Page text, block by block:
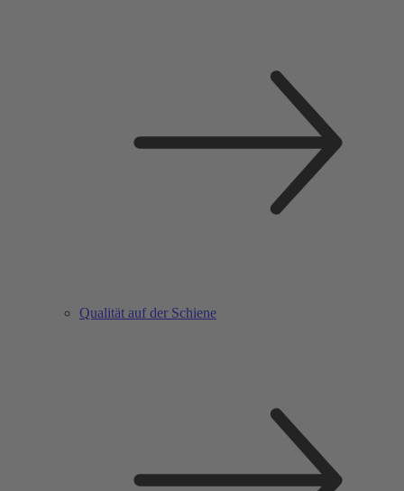
Qualität auf der Schiene